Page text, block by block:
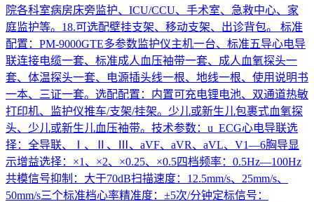
院各科室病房床旁监护、ICU/CCU、手术室、急救中心、家
庭监护等。18.可选配壁挂支架、移动支架、出诊背包。 标准
配置：PM-9000GTE多参数监护仪主机一台、标准五导心电导
联连接电缆一套、标准成人血压袖带一套、成人血氧探头一
套、体温探头一套、电源插头线一根、地线一根、使用说明书
一本、三证一套。选配配置：内置可充电锂电池、双通道热敏
打印机、监护仪推车/支架/挂架。少儿或新生儿包裹式血氧探
头、少儿或新生儿血压袖带。技术参数：u ECG心电导联选
择：全导联、Ⅰ、Ⅱ、Ⅲ、aVF、aVR、aVL、V1—6胸导显
示增益选择：×1、×2、×0.25、×0.5四档频率：0.5Hz—100Hz
共模信号抑制：大于70dB扫描速度：12.5mm/s、25mm/s、
50mm/s三个标准档心率精准度：±5次/分钟定标信号：